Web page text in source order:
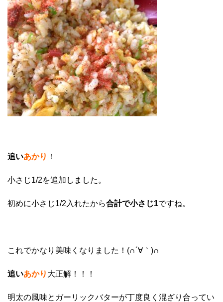
追いあかり ！
小さじ1/2を追加しました。
初めに小さじ1/2入れたから合計で小さじ1ですね。
これでかなり美味くなりました！(∩´∀｀)∩
追いあかり 大正解！！！
明太の風味とガーリックバターが丁度良く混ざり合ってい